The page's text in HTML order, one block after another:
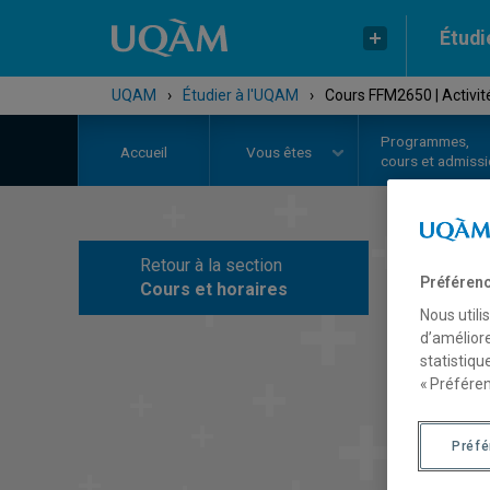
UQAM › Étudier à l'UQAM › Cours FFM2650 |
Accueil Vous êtes
Programmes,
cours et
Retour à la section
Cours et horaires
Nous
«